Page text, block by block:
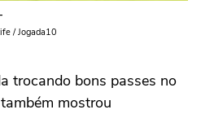
/ Jogada10
trocando bons passes no
mostrou